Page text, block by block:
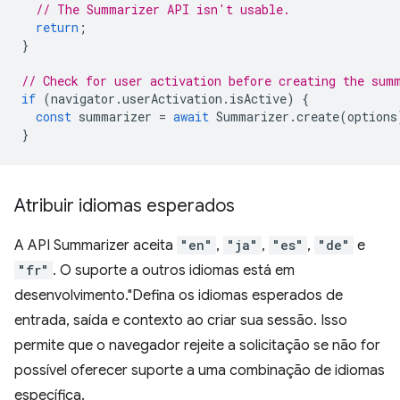
// The Summarizer API isn't usable.
return ;
}
// Check for user activation before creating the
if (navigator .userActivation . isActive)
{
const summarizer = await Summarizer .create(options
}
Atribuir idiomas esperados
A API Summarizer aceita "en" , "ja" , "es" , "de" e
"fr" . O suporte a outros idiomas está em
desenvolvimento."Defina os idiomas esperados de
entrada, saída e contexto ao criar sua sessão. Isso
permite que o navegador rejeite a solicitação se não for
possível oferecer suporte a uma combinação de idiomas
específica.